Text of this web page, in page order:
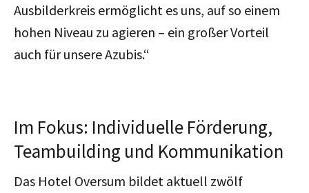
Ausbilderkreis ermöglicht es uns, auf so einem
hohen Niveau zu agieren – ein großer Vorteil
auch für unsere Azubis.“
Im Fokus: Individuelle Förderung,
Teambuilding und Kommunikation
Das Hotel Oversum bildet aktuell zwölf